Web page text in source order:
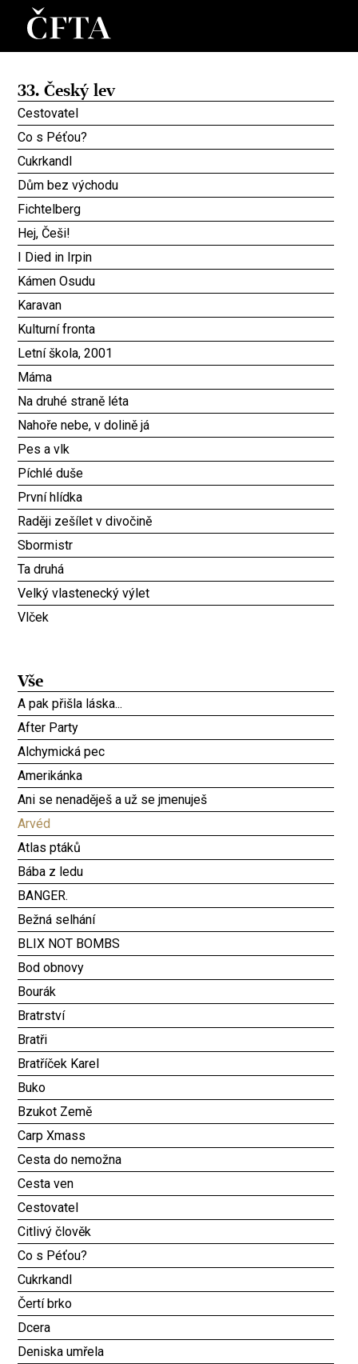
33. Český lev
Cestovatel
Co s Péťou?
Cukrkandl
Dům bez východu
Fichtelberg
Hej, Češi!
I Died in Irpin
Kámen Osudu
Karavan
Kulturní fronta
Letní škola, 2001
Máma
Na druhé straně léta
Nahoře nebe, v dolině já
Pes a vlk
Píchlé duše
První hlídka
Raději zešílet v divočině
Sbormistr
Ta druhá
Velký vlastenecký výlet
Vlček
Vše
A pak přišla láska...
After Party
Alchymická pec
Amerikánka
Ani se nenaděješ a už se jmenuješ
Arvéd
Atlas ptáků
Bába z ledu
BANGER.
Bežná selhání
BLIX NOT BOMBS
Bod obnovy
Bourák
Bratrství
Bratři
Bratříček Karel
Buko
Bzukot Země
Carp Xmass
Cesta do nemožna
Cesta ven
Cestovatel
Citlivý člověk
Co s Péťou?
Cukrkandl
Čertí brko
Dcera
Deniska umřela